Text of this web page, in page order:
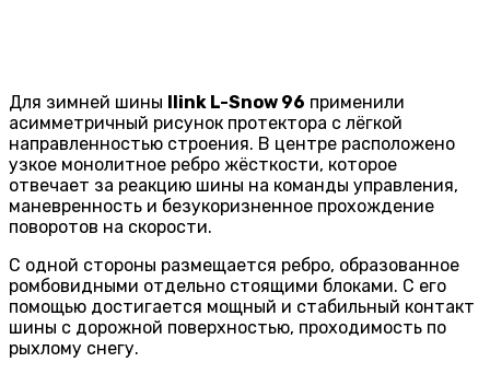
Для зимней шины Ilink L-Snow 96 применили
асимметричный рисунок протектора с лёгкой
направленностью строения. В центре расположено
узкое монолитное ребро жёсткости, которое
отвечает за реакцию шины на команды управления,
маневренность и безукоризненное прохождение
поворотов на скорости.
С одной стороны размещается ребро, образованное
ромбовидными отдельно стоящими блоками. С его
помощью достигается мощный и стабильный контакт
шины с дорожной поверхностью, проходимость по
рыхлому снегу.